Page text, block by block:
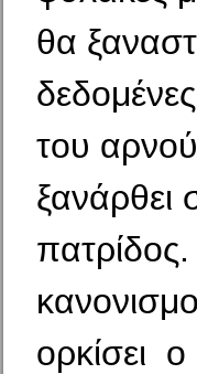
θα
δεδομένες
του
ξανάρθει
ορκίσει ο